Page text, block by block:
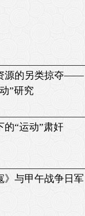
源的另类掠夺——
”研究
的“运动”肃奸
》与甲午战争日军